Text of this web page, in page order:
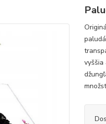
vyššia